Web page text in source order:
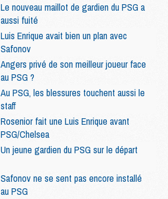
Le nouveau maillot de gardien du PSG a
aussi fuité
Luis Enrique avait bien un plan avec
Safonov
Angers privé de son meilleur joueur face
au PSG ?
Au PSG, les blessures touchent aussi le
staff
Rosenior fait une Luis Enrique avant
PSG/Chelsea
Un jeune gardien du PSG sur le départ
Safonov ne se sent pas encore installé
au PSG